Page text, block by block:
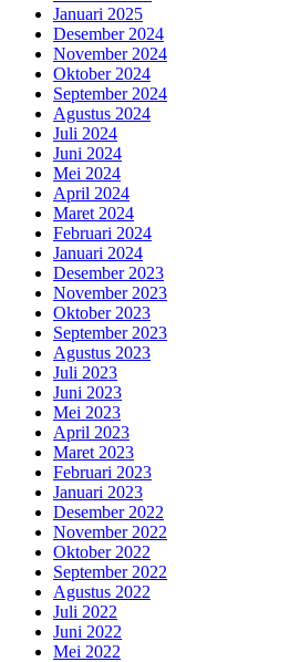
Januari 2025
Desember 2024
November 2024
Oktober 2024
September 2024
Agustus 2024
Juli 2024
Juni 2024
Mei 2024
April 2024
Maret 2024
Februari 2024
Januari 2024
Desember 2023
November 2023
Oktober 2023
September 2023
Agustus 2023
Juli 2023
Juni 2023
Mei 2023
April 2023
Maret 2023
Februari 2023
Januari 2023
Desember 2022
November 2022
Oktober 2022
September 2022
Agustus 2022
Juli 2022
Juni 2022
Mei 2022